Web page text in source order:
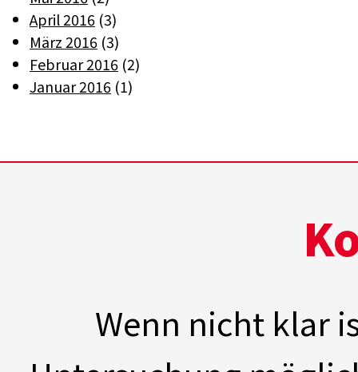
April 2016 (3)
März 2016 (3)
Februar 2016 (2)
Januar 2016 (1)
Wenn nicht klar